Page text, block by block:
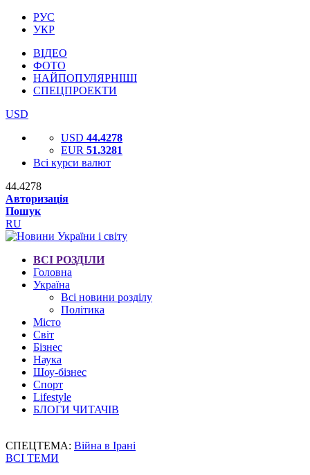
РУС
УКР
ВІДЕО
ФОТО
НАЙПОПУЛЯРНІШІ
СПЕЦПРОЕКТИ
USD
USD 44.4278
EUR 51.3281
Всі курси валют
44.4278
Авторизація
Пошук
RU
ВСІ РОЗДІЛИ
Головна
Україна
Всі новини розділу
Політика
Місто
Світ
Бізнес
Наука
Шоу-бізнес
Спорт
Lifestyle
БЛОГИ ЧИТАЧІВ
СПЕЦТЕМА: Війна в Ірані
ВСІ ТЕМИ